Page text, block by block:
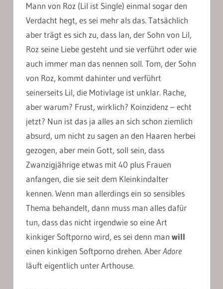
Mann von Roz (Lil ist Single) einmal sogar den
Verdacht hegt, es sei mehr als das. Tatsächlich
aber trägt es sich zu, dass Ian, der Sohn von Lil,
Roz seine Liebe gesteht und sie verführt oder wie
auch immer man das nennen soll. Tom, der Sohn
von Roz, kommt dahinter und verführt
seinerseits Lil, die Motivlage ist unklar. Rache,
aber warum? Frust, wirklich? Koinzidenz – echt
jetzt? Nun ist das ja alles an sich schon ziemlich
absurd, um nicht zu sagen an den Haaren herbei
gezogen, aber mein Gott, soll sein, dass
Zwanzigjährige etwas mit 40 plus Frauen
anfangen, die sie seit dem Kleinkindalter
kennen. Wenn man allerdings ein so sensibles
Thema behandelt, dann muss man alles dafür
tun, dass das nicht irgendwie so eine Art
kinkiger Softporno wird, es sei denn man will
einen kinkigen Softporno drehen. AberAdore
läuft eigentlich unter Arthouse.